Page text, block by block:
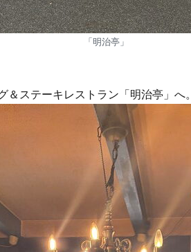
「明治亭」
＆ステーキレストラン「明治亭」へ。